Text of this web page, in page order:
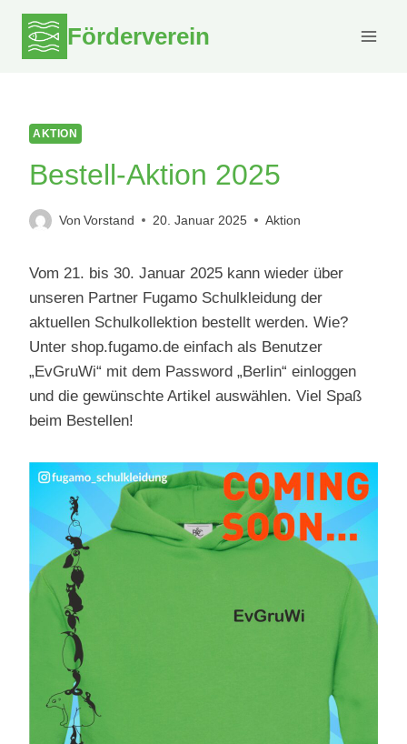
Zum
Inhalt
springen
Förderverein
AKTION
Bestell-Aktion 2025
Von Vorstand 20. Januar 2025 Aktion
Vom 21. bis 30. Januar 2025 kann wieder über
unseren Partner Fugamo Schulkleidung der
aktuellen Schulkollektion bestellt werden. Wie?
Unter shop.fugamo.de einfach als Benutzer
„EvGruWi“ mit dem Password „Berlin“ einloggen
und die gewünschte Artikel auswählen. Viel Spaß
beim Bestellen!